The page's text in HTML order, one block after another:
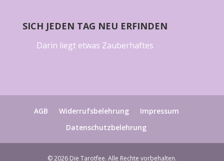
SICH JEDEN TAG NEU ERFINDEN
Darin liegt etwas Zauberhaftes
AGB Widerrufsbelehrung
Impressum
Datenschutzbelehrung
© 2026 Die Tarotfee. Alle Rechte vorbehalten.